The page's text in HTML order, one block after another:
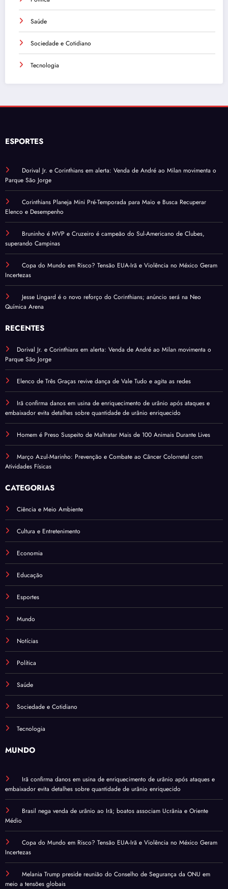
Saúde
Sociedade e Cotidiano
Tecnologia
ESPORTES
Dorival Jr. e Corinthians em alerta: Venda de André ao Milan movimenta o
Parque São Jorge
Corinthians Planeja Mini Pré-Temporada para Maio e Busca Recuperar
Elenco e Desempenho
Bruninho é MVP e Cruzeiro é campeão do Sul-Americano de Clubes,
superando Campinas
Copa do Mundo em Risco? Tensão EUA-Irã e Violência no México Geram
Incertezas
Jesse Lingard é o novo reforço do Corinthians; anúncio será na Neo
Química Arena
RECENTES
Dorival Jr. e Corinthians em alerta: Venda de André ao Milan movimenta o
Parque São Jorge
Elenco de Três Graças revive dança de Vale Tudo e agita as redes
Irã confirma danos em usina de enriquecimento de urânio após ataques e
embaixador evita detalhes sobre quantidade de urânio enriquecido
Homem é Preso Suspeito de Maltratar Mais de 100 Animais Durante Lives
Março Azul-Marinho: Prevenção e Combate ao Câncer Colorretal com
Atividades Físicas
CATEGORIAS
Ciência e Meio Ambiente
Cultura e Entretenimento
Economia
Educação
Esportes
Mundo
Notícias
Política
Saúde
Sociedade e Cotidiano
Tecnologia
MUNDO
Irã confirma danos em usina de enriquecimento de urânio após ataques e
embaixador evita detalhes sobre quantidade de urânio enriquecido
Brasil nega venda de urânio ao Irã; boatos associam Ucrânia e Oriente
Médio
Copa do Mundo em Risco? Tensão EUA-Irã e Violência no México Geram
Incertezas
Melania Trump preside reunião do Conselho de Segurança da ONU em
meio a tensões globais